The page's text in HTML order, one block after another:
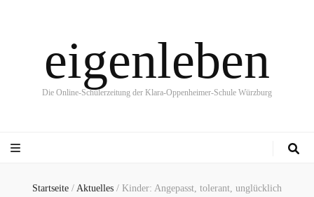
eigenleben
Die Online-Schülerzeitung der Klara-Oppenheimer-Schule Würzburg
Startseite / Aktuelles / Kinder: Angepasst, tolerant, unglücklich